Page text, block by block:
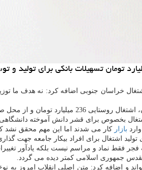
خراسان جنوبی اضافه كرد: نه هدف ما
بخصوص برای قشر دانش آموخته
بازار كار می شدند اما این مهم محقق نشد
اشتغال برای افراد بیكار جامعه جهت
فقط نماد و مراسم نیست بلكه یادآور
جمهوری اسلامی كمتر دیده می گردد.
و اضافه كرد: متن اصلی انقلاب امروز به